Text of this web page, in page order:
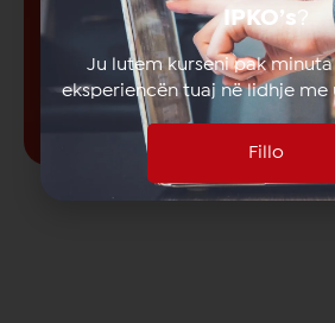
IPKO’s?
Ju lutem kurseni pak
eksperiencën tuaj në lidhje me
Fillo